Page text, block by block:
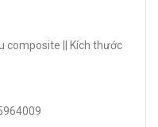
composite || Kích thước